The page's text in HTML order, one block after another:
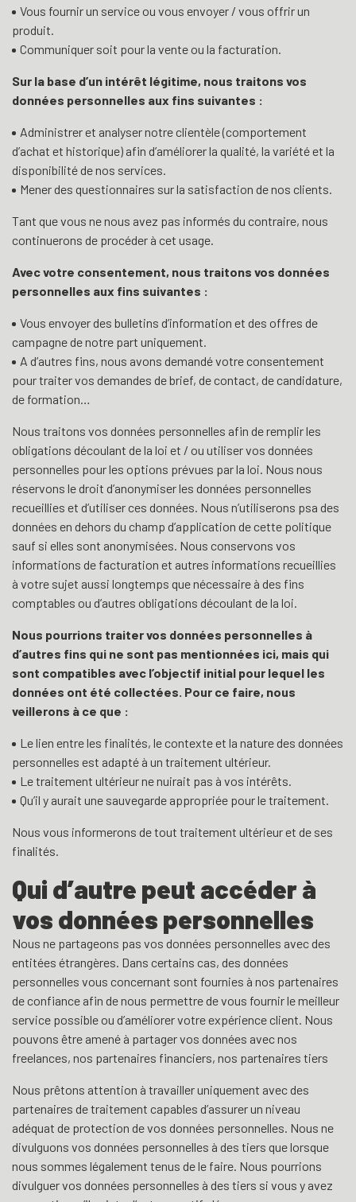
Vous fournir un service ou vous envoyer / vous offrir un
produit.
Communiquer soit pour la vente ou la facturation.
Sur la base d’un intérêt légitime, nous traitons vos
données personnelles aux fins suivantes :
Administrer et analyser notre clientèle (comportement
d’achat et historique) afin d’améliorer la qualité, la variété et la
disponibilité de nos services.
Mener des questionnaires sur la satisfaction de nos clients.
Tant que vous ne nous avez pas informés du contraire, nous
continuerons de procéder à cet usage.
Avec votre consentement, nous traitons vos données
personnelles aux fins suivantes :
Vous envoyer des bulletins d’information et des offres de
campagne de notre part uniquement.
A d’autres fins, nous avons demandé votre consentement
pour traiter vos demandes de brief, de contact, de candidature,
de formation…
Nous traitons vos données personnelles afin de remplir les
obligations découlant de la loi et / ou utiliser vos données
personnelles pour les options prévues par la loi. Nous nous
réservons le droit d’anonymiser les données personnelles
recueillies et d’utiliser ces données. Nous n’utiliserons psa des
données en dehors du champ d’application de cette politique
sauf si elles sont anonymisées. Nous conservons vos
informations de facturation et autres informations recueillies
à votre sujet aussi longtemps que nécessaire à des fins
comptables ou d’autres obligations découlant de la loi.
Nous pourrions traiter vos données personnelles à
d’autres fins qui ne sont pas mentionnées ici, mais qui
sont compatibles avec l’objectif initial pour lequel les
données ont été collectées. Pour ce faire, nous
veillerons à ce que :
Le lien entre les finalités, le contexte et la nature des données
personnelles est adapté à un traitement ultérieur.
Le traitement ultérieur ne nuirait pas à vos intérêts.
Qu’il y aurait une sauvegarde appropriée pour le traitement.
Nous vous informerons de tout traitement ultérieur et de ses
finalités.
Qui d’autre peut accéder à
vos données personnelles
Nous ne partageons pas vos données personnelles avec des
entitées étrangères. Dans certains cas, des données
personnelles vous concernant sont fournies à nos partenaires
de confiance afin de nous permettre de vous fournir le meilleur
service possible ou d’améliorer votre expérience client. Nous
pouvons être amené à partager vos données avec nos
freelances, nos partenaires financiers, nos partenaires tiers
Nous prêtons attention à travailler uniquement avec des
partenaires de traitement capables d’assurer un niveau
adéquat de protection de vos données personnelles. Nous ne
divulguons vos données personnelles à des tiers que lorsque
nous sommes légalement tenus de le faire. Nous pourrions
divulguer vos données personnelles à des tiers si vous y avez